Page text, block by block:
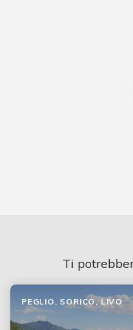
Ti
PEGLIO, SORICO, LIVO